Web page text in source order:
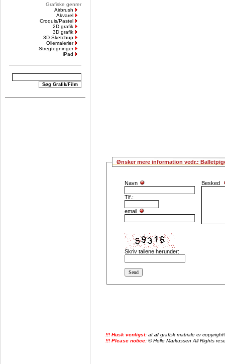
Grafiske genrer
Airbrush
Akvarel
Croquis/Pastel
2D grafik
3D grafik
3D Sketchup
Oliemalerier
Stregtegninger
iPad
Ønsker mere information vedr.:
Navn
Tlf.:
email
Besked
Skriv tallene herunder:
!!! Husk venligst: at al grafisk matriale er
!!! Please notice: © Helle Markussen All Rights